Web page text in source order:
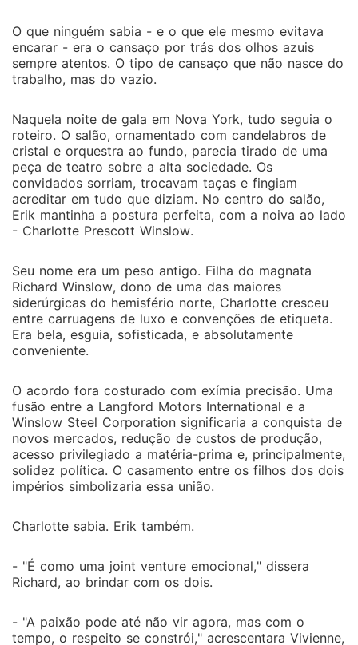
O que ninguém sabia - e o que ele mesmo evitava
encarar - era o cansaço por trás dos olhos azuis
sempre atentos. O tipo de cansaço que não nasce do
trabalho, mas do vazio.
Naquela noite de gala em Nova York, tudo seguia o
roteiro. O salão, ornamentado com candelabros de
cristal e orquestra ao fundo, parecia tirado de uma
peça de teatro sobre a alta sociedade. Os
convidados sorriam, trocavam taças e fingiam
acreditar em tudo que diziam. No centro do salão,
Erik mantinha a postura perfeita, com a noiva ao lado
- Charlotte Prescott Winslow.
Seu nome era um peso antigo. Filha do magnata
Richard Winslow, dono de uma das maiores
siderúrgicas do hemisfério norte, Charlotte cresceu
entre carruagens de luxo e convenções de etiqueta.
Era bela, esguia, sofisticada, e absolutamente
conveniente.
O acordo fora costurado com exímia precisão. Uma
fusão entre a Langford Motors International e a
Winslow Steel Corporation significaria a conquista de
novos mercados, redução de custos de produção,
acesso privilegiado a matéria-prima e, principalmente,
solidez política. O casamento entre os filhos dos dois
impérios simbolizaria essa união.
Charlotte sabia. Erik também.
- "É como uma joint venture emocional," dissera
Richard, ao brindar com os dois.
- "A paixão pode até não vir agora, mas com o
tempo, o respeito se constrói," acrescentara Vivienne,